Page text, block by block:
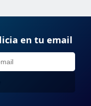
en tu email